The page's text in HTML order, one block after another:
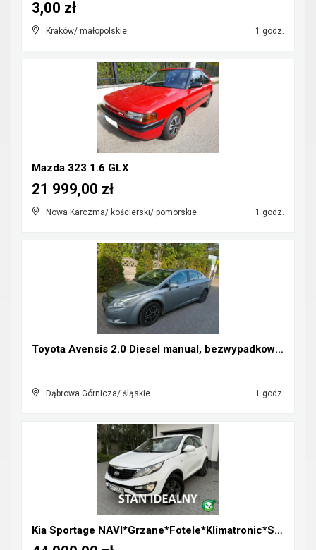
Kraków/ małopolskie 1 godz.
3,00 zł
Mazda 323 1.6 GLX
Nowa Karczma/ kościerski/ pomorskie 1 godz.
21 999,00 zł
Toyota Avensis 2.0 Diesel manual, bezwypadkowa, za...
Dąbrowa Górnicza/ śląskie 1 godz.
Kia Sportage NAVI*Grzane*Fotele*Klimatronic*Serwis...